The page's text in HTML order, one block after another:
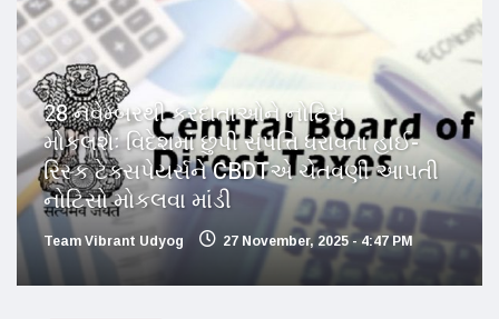
28 નવેમ્બરથી કરદાતાઓને નોટિસ
મોકલશેઃ વિદેશમાં છુપી સંપત્તિ ધરાવતા હાઈ-
રિસ્ક ટેક્સપેયર્સને CBDTએ ચેતવણી આપતી
નોટિસો મોકલવા માંડી
Team Vibrant Udyog 27 November, 2025 - 4:47 PM